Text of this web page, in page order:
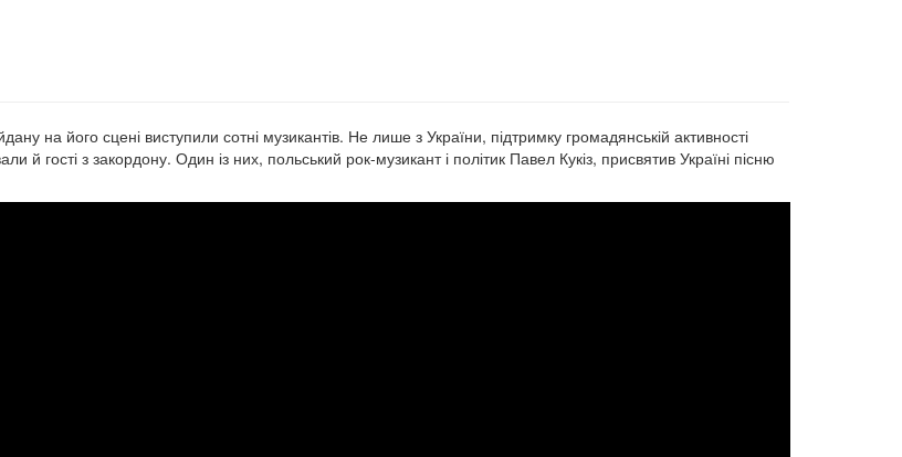
на його сцені виступили сотні музикантів. Не лише з України, підтримку громадянській активності
й гості з закордону. Один із них, польський рок-музикант і політик Павел Кукіз, присвятив Україні пісню